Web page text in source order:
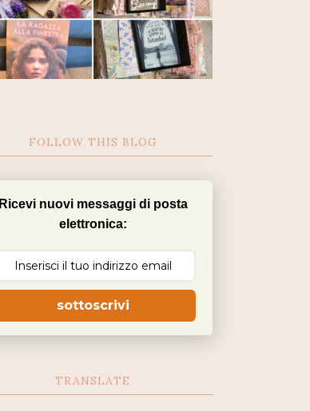
FOLLOW THIS BLOG
Ricevi nuovi messaggi di posta
elettronica:
sottoscrivi
TRANSLATE